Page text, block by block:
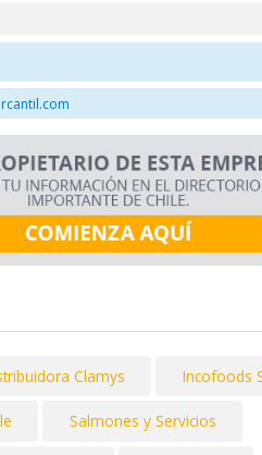
Clamys Incofoods
Salmones y Servicios